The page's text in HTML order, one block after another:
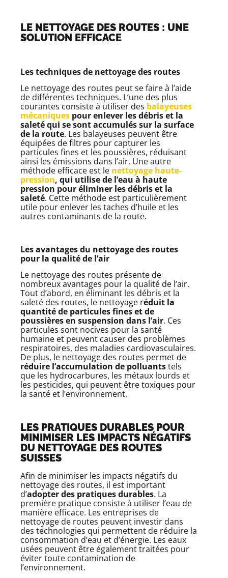
LE NETTOYAGE DES ROUTES : UNE
SOLUTION EFFICACE
Les techniques de nettoyage des routes
Le nettoyage des routes peut se faire à l’aide
de différentes techniques. L’une des plus
courantes consiste à utiliser des balayeuses
mécaniques pour enlever les débris et la
saleté qui se sont accumulés sur la surface
de la route. Les balayeuses peuvent être
équipées de filtres pour capturer les
particules fines et les poussières, réduisant
ainsi les émissions dans l’air. Une autre
méthode efficace est le nettoyage haute-
pression, qui utilise de l’eau à haute
pression pour éliminer les débris et la
saleté. Cette méthode est particulièrement
utile pour enlever les taches d’huile et les
autres contaminants de la route.
Les avantages du nettoyage des routes
pour la qualité de l’air
Le nettoyage des routes présente de
nombreux avantages pour la qualité de l’air.
Tout d’abord, en éliminant les débris et la
saleté des routes, le nettoyage réduit la
quantité de particules fines et de
poussières en suspension dans l’air. Ces
particules sont nocives pour la santé
humaine et peuvent causer des problèmes
respiratoires, des maladies cardiovasculaires.
De plus, le nettoyage des routes permet de
réduire l’accumulation de polluantstels
que les hydrocarbures, les métaux lourds et
les pesticides, qui peuvent être toxiques pour
la santé et l’environnement.
LES PRATIQUES DURABLES POUR
MINIMISER LES IMPACTS NÉGATIFS
DU NETTOYAGE DES ROUTES
SUISSES
Afin de minimiser les impacts négatifs du
nettoyage des routes, il est important
d’adopter des pratiques durables. La
première pratique consiste à utiliser l’eau de
manière efficace. Les entreprises de
nettoyage de routes peuvent investir dans
des technologies qui permettent de réduire la
consommation d’eau et d’énergie. Les eaux
usées peuvent être également traitées pour
éviter toute contamination de
l’environnement.